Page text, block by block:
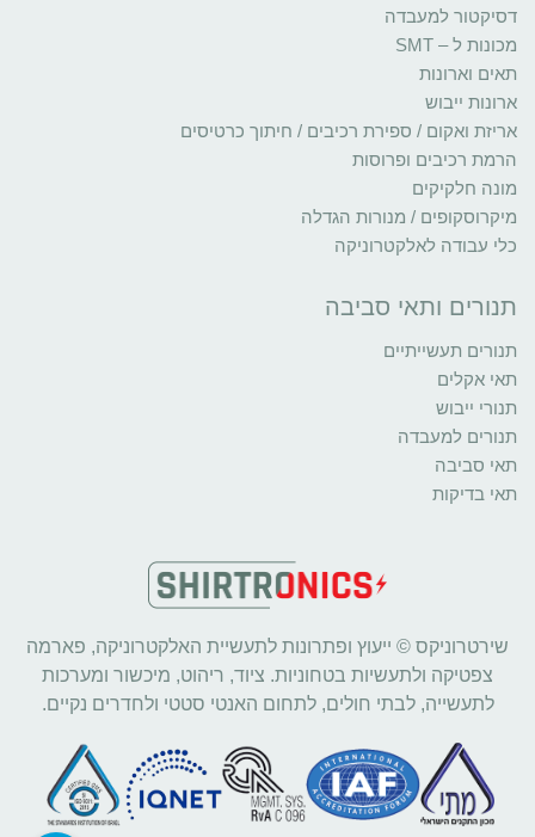
דסיקטור למעבדה
מכונות ל – SMT
תאים וארונות
ארונות ייבוש
אריזת ואקום / ספירת רכיבים / חיתוך כרטיסים
הרמת רכיבים ופרוסות
מונה חלקיקים
מיקרוסקופים / מנורות הגדלה
כלי עבודה לאלקטרוניקה
תנורים ותאי סביבה
תנורים תעשייתיים
תאי אקלים
תנורי ייבוש
תנורים למעבדה
תאי סביבה
תאי בדיקות
שירטרוניקס © ייעוץ ופתרונות לתעשיית האלקטרוניקה, פארמה
צפטיקה ולתעשיות בטחוניות. ציוד, ריהוט, מיכשור ומערכות
לתעשייה, לבתי חולים, לתחום האנטי סטטי ולחדרים נקיים.